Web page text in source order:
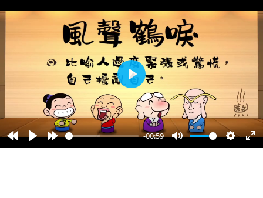
-00:59
播
放